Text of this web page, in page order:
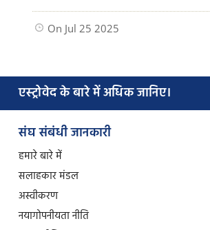
On Jul 25 2025
एस्ट्रोवेद के बारे में अधिक जानिए।
संघ संबंधी जानकारी
हमारे बारे में
सलाहकार मंडल
अस्वीकरण
नयागोपनीयता नीति